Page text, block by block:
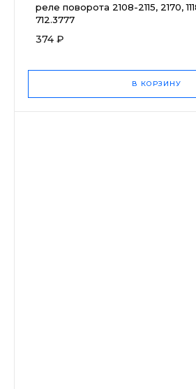
реле поворота 2108-2115, 2170,
712.3777
374 ₽
В КОРЗИНУ